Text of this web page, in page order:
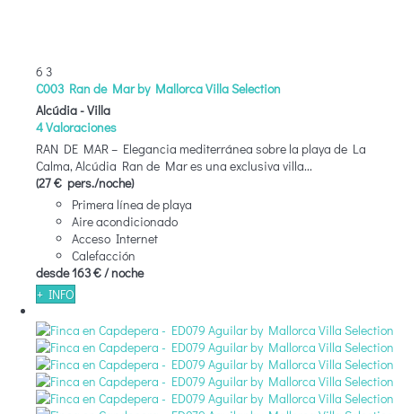
6 3
C003 Ran de Mar by Mallorca Villa Selection
Alcúdia -Villa
4 Valoraciones
RAN DE MAR – Elegancia mediterránea sobre la playa de La
Calma, Alcúdia Ran de Mar es una exclusiva villa...
(27 € pers./noche)
Primera línea de playa
Aire acondicionado
Acceso Internet
Calefacción
desde163 €/ noche
+ INFO